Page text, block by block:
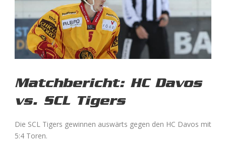
Matchbericht: HC Davos
vs. SCL Tigers
Die SCL Tigers gewinnen auswärts gegen den HC Davos mit
5:4 Toren.